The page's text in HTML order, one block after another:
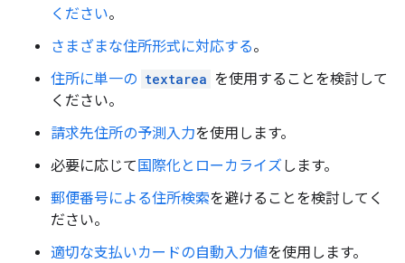
ください。
さまざまな住所形式に対応する。
住所に単一の textarea を使用することを検討して
ください。
請求先住所の予測入力を使用します。
必要に応じて 国際化とローカライズ します。
郵便番号による住所検索を避けることを検討してく
ださい。
適切な支払いカードの自動入力値を使用します。